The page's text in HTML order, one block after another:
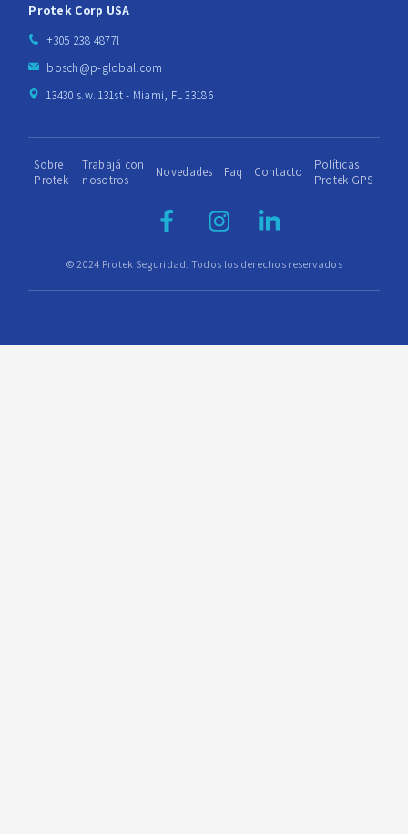
Protek Corp USA
+305 238 4877l
bosch@p-global.com
13430 s.w. 131st - Miami, FL 33186
© 2024 Protek Seguridad. Todos los derechos reservados
Sobre
Protek
Trabajá con
nosotros
Novedades Faq Contacto
Políticas
Protek GPS